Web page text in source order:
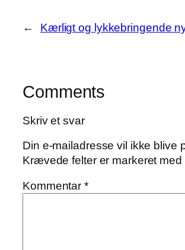
← Kærligt og lykkebringende
Comments
Skriv et svar
Din e-mailadresse vil ikke blive
Krævede felter er markeret med
Kommentar*